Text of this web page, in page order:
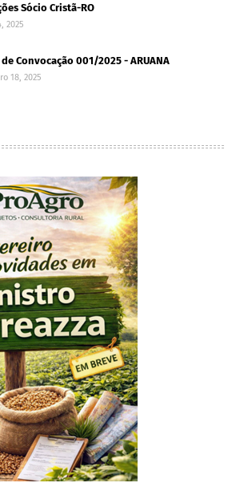
Sócio Cristã-RO
2025
Convocação 001/2025 - ARUANA
18, 2025